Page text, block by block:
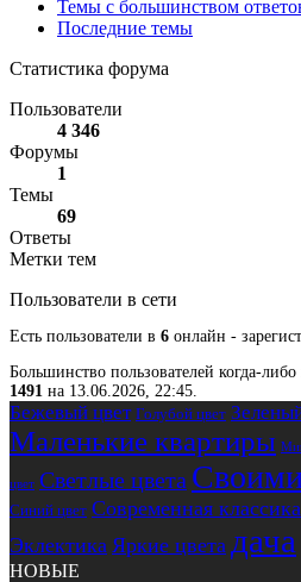
Темы с большинством
Последние темы
Статистика форума
Пользователи
4 346
Форумы
1
Темы
69
Ответы
Метки тем
Пользователи в сети
Есть пользователи в 6 онлайн -
Большинство пользователей когда-
1491 на 13.06.2026, 22:45.
Бежевый цвет Голубой цвет
Маленькие квартиры
цвет Светлые цвета
Синий цвет Современная классика
Эклектика Яркие цвета дача
НОВЫЕ